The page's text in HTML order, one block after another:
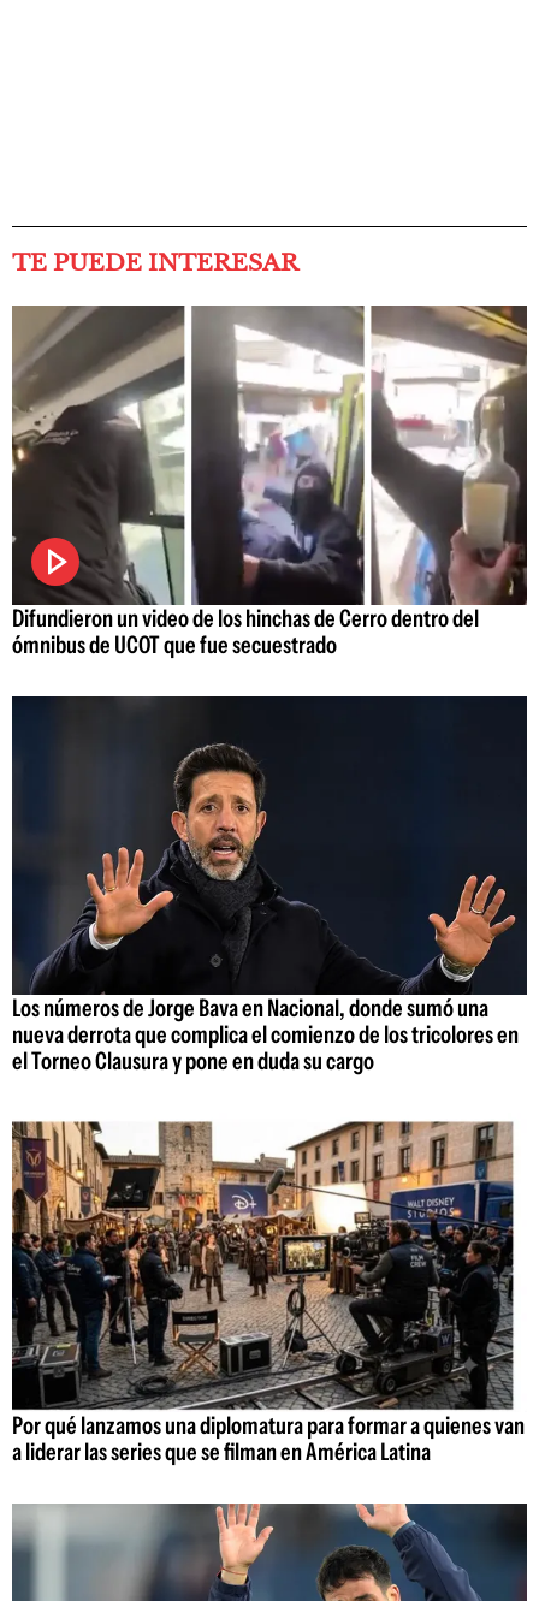
TE PUEDE INTERESAR
Difundieron un video de los hinchas de Cerro dentro del
ómnibus de UCOT que fue secuestrado
Los números de Jorge Bava en Nacional, donde sumó una
nueva derrota que complica el comienzo de los tricolores en
el Torneo Clausura y pone en duda su cargo
Por qué lanzamos una diplomatura para formar a quienes van
a liderar las series que se filman en América Latina